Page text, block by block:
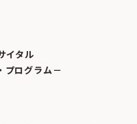
イタル
プログラム－